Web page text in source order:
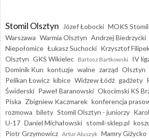
Stomil Olsztyn Józef Łobocki MOKS
Warszawa Warmia Olsztyn Andrzej Biedrzycki
Niepołomice Łukasz Suchocki Krzysztof
Olsztyn GKS Wikielec Bartosz Bartkowski IV
Dominik Kun kontuzje walne zarząd Olsztyn
Pelikan Łowicz kibice Widzew Łódź gadżety
Świderski Paweł Baranowski Okocimski KS
Piska Zbigniew Kaczmarek konferencja
rozmowa bilety Stomil Olsztyn - juniorzy
U-17 Daniel Michałowski stomil-sklep.pl
Piotr Grzymowicz Artur Aluszyk Mamry Giżycko